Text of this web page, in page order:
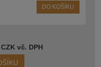
DO KOŠÍKU
vč. DPH